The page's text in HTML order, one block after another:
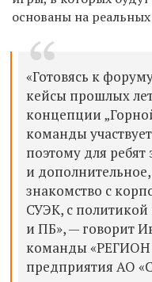
основаны на реальных
«Готовясь к
кейсы прошлых
концепции
команды
поэтому для
и дополнительное,
знакомство с
СУЭК, с
и ПБ», — говорит
команды «РЕГИОН
предприятия АО